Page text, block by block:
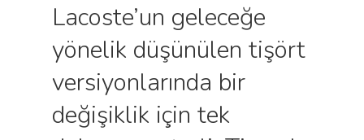
Lacoste’un geleceğe
yönelik düşünülen tişört
versiyonlarında bir
değişiklik için tek